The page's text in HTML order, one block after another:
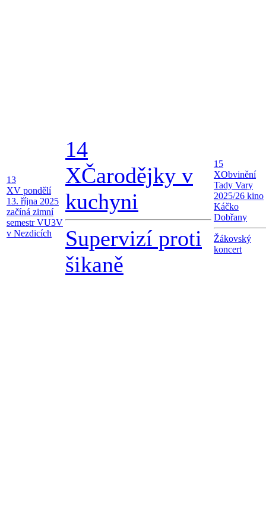
13
XV pondělí
13. října 2025
začíná zimní
semestr VU3V
v Nezdicích
14
XČarodějky v
kuchyni
Supervizí proti
šikaně
15
XObvinění
Tady Vary
2025/26 kino
Káčko
Dobřany
Žákovský
koncert